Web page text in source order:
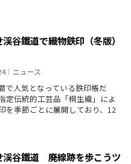
谷鐵道で織物鉄印（冬版）
｜ニュース
人気となっている鉄印帳だ
定伝統的工芸品「桐生織」によ
を季節ごとに展開しており、12
渓谷鐵道 廃線跡を歩こうツ